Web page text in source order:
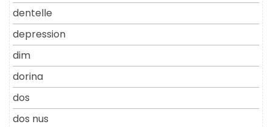
dentelle
depression
dim
dorina
dos
dos nus